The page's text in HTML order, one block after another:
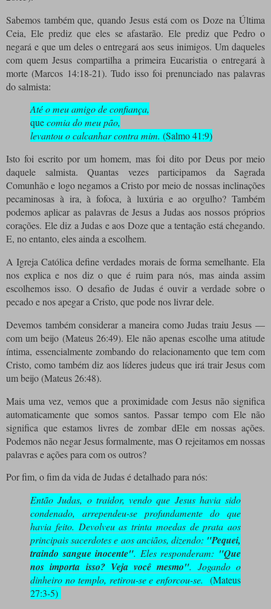
Sabemos tambémque, quando Jesus está com os Doze na Última
Ceia, Ele prediz que eles se afastarão. Ele prediz que Pedro o
negará e que um deles o entregará aos seus inimigos. Um daqueles
com quem Jesus compartilha a primeira Eucaristia o entregará à
morte (Marcos 14:18-21). Tudo isso foi prenunciado nas palavras
do salmista:
Até o meu amigo de confiança,
quecomia do meu pão,
levantou o calcanhar contra mim. (Salmo 41:9)
Isto foi escrito por um homem, mas foi dito por Deus por meio
daquele salmista. Quantas vezes participamos da Sagrada
Comunhão e logo negamos a Cristo por meio de nossas inclinações
pecaminosas à ira, à fofoca, à luxúria e ao orgulho? Também
podemos aplicar as palavras de Jesus a Judas aos nossos próprios
corações. Ele diz a Judas e aos Doze que a tentação está chegando.
E, no entanto, eles ainda a escolhem.
A Igreja Católica define verdades morais de forma semelhante. Ela
nos explica e nos diz o que é ruim para nós, mas ainda assim
escolhemos isso. O desafio de Judas é ouvir a verdade sobre o
pecado e nos apegar a Cristo, que pode nos livrar dele.
Devemos também considerar a maneira como Judas traiu Jesus —
com um beijo (Mateus 26:49). Ele não apenas escolhe uma atitude
íntima, essencialmente zombando do relacionamento que tem com
Cristo, como também diz aos líderes judeus que irá trair Jesus com
um beijo (Mateus 26:48).
Mais uma vez, vemos que a proximidade com Jesus não significa
automaticamente que somos santos. Passar tempo com Ele não
significa que estamos livres de zombar dEle em nossas ações.
Podemos não negar Jesus formalmente, mas O rejeitamos em nossas
palavras e ações para com os outros?
Por fim, o fim da vida de Judas é detalhado para nós:
Então Judas, o traidor, vendo que Jesus havia sido
condenado, arrependeu-se profundamente do que
havia feito. Devolveu as trinta moedas de prata aos
principais sacerdotes e aos anciãos, dizendo: "Pequei,
traindo sangue inocente". Eles responderam: "Que
nos importa isso? Veja você mesmo". Jogando o
dinheiro no templo, retirou-se e enforcou-se.
(Mateus
27:3-5)